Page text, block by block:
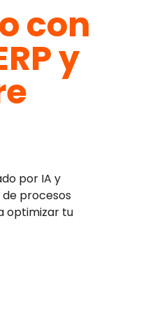
con
y
por IA y
procesos
optimizar tu